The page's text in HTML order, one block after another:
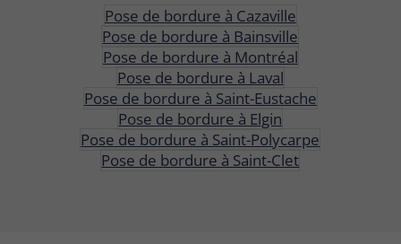
Pose de bordure à Cazaville
Pose de bordure à Bainsville
Pose de bordure à Montréal
Pose de bordure à Laval
Pose de bordure à Saint-Eustache
Pose de bordure à Elgin
Pose de bordure à Saint-Polycarpe
Pose de bordure à Saint-Clet